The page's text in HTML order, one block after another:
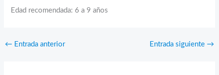
Edad recomendada: 6 a 9 años
← Entrada anterior Entrada siguiente →